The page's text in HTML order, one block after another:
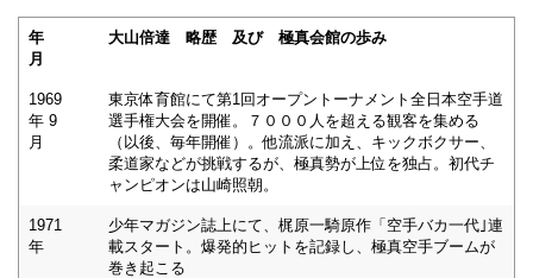
年
月
大山倍達 略歴 及び 極真会館の歩み
1969
年 9
月
東京体育館にて第1回オープントーナメント全日本空手道
選手権大会を開催。７０００人を超える観客を集める
（以後、毎年開催）。他流派に加え、キックボクサー、
柔道家などが挑戦するが、極真勢が上位を独占。初代チ
ャンピオンは山崎照朝。
1971
年
少年マガジン誌上にて、梶原一騎原作「空手バカ一代｣連
載スタート。爆発的ヒットを記録し、極真空手ブームが
巻き起こる